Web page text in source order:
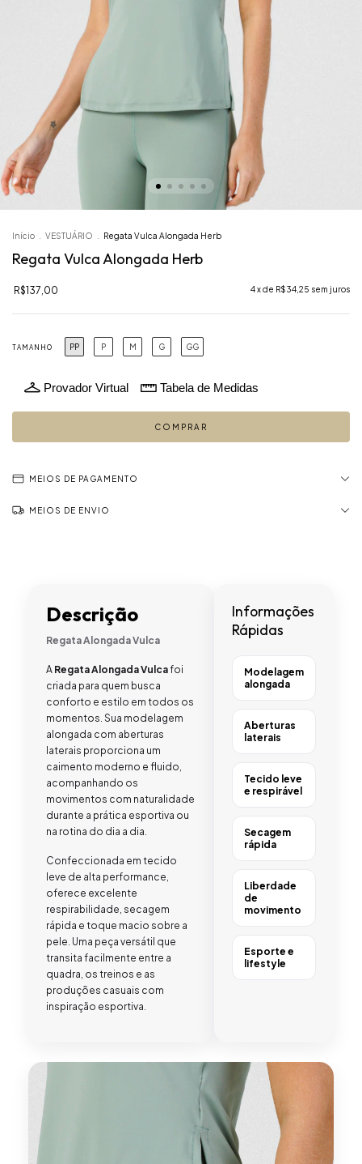
Início VESTUÁRIO Regata Vulca Alongada Herb
Regata Vulca Alongada Herb
R$137,00 4x de R$34,25 sem juros
TAMANHO PP P M G GG
Provador Virtual Tabela de Medidas
MEIOS DE PAGAMENTO
MEIOS DE ENVIO
Descrição
Regata Alongada Vulca
A Regata Alongada Vulcafoi
criada para quem busca
conforto e estilo em todos os
momentos. Sua modelagem
alongada com aberturas
laterais proporciona um
caimento moderno e fluido,
acompanhando os
movimentos com naturalidade
durante a prática esportiva ou
na rotina do dia a dia.
Confeccionada em tecido
leve de alta performance,
oferece excelente
respirabilidade, secagem
rápida e toque macio sobre a
pele. Uma peça versátil que
transita facilmente entre a
quadra, os treinos e as
produções casuais com
inspiração esportiva.
Informações
Rápidas
Modelagem
alongada
Aberturas
laterais
Tecido leve
e respirável
Secagem
rápida
Liberdade
de
movimento
Esporte e
lifestyle